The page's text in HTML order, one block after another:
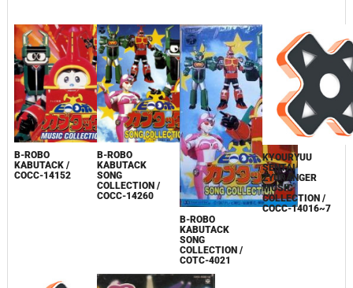
B-ROBO
KABUTACK /
COCC-14152
B-ROBO
KABUTACK
SONG
COLLECTION /
COCC-14260
B-ROBO
KABUTACK
SONG
COLLECTION /
COTC-4021
KYOURYUU
SENTAI
ZYURANGER
MUSIC
COLLECTION /
COCC-14016~7